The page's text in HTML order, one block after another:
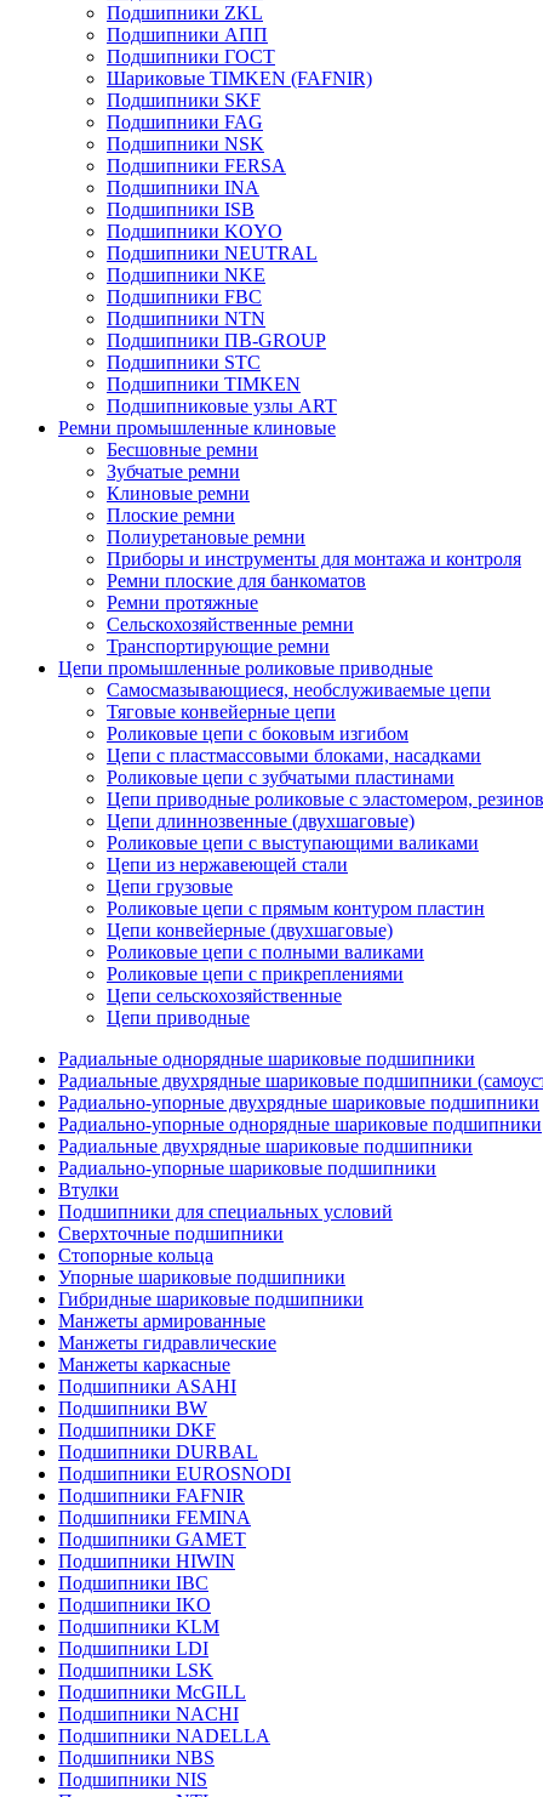
Подшипники ZKL
Подшипники АПП
Подшипники ГОСТ
Шариковые ТІMKEN (FAFNIR)
Подшипники SKF
Подшипники FAG
Подшипники NSK
Подшипники FERSA
Подшипники INA
Подшипники ISB
Подшипники KOYO
Подшипники NEUTRAL
Подшипники NKE
Подшипники FBC
Подшипники NTN
Подшипники ПВ-GROUP
Подшипники STC
Подшипники TIMKEN
Подшипниковые узлы ART
Ремни промышленные клиновые
Бесшовные ремни
Зубчатые ремни
Клиновые ремни
Плоские ремни
Полиуретановые ремни
Приборы и инструменты для монтажа и контроля
Ремни плоские для банкоматов
Ремни протяжные
Сельскохозяйственные ремни
Транспортирующие ремни
Цепи промышленные роликовые приводные
Самосмазывающиеся, необслуживаемые цепи
Тяговые конвейерные цепи
Роликовые цепи с боковым изгибом
Цепи с пластмассовыми блоками, насадками
Роликовые цепи с зубчатыми пластинами
Цепи приводные роликовые с эластомером,
Цепи длиннозвенные (двухшаговые)
Роликовые цепи с выступающими валиками
Цепи из нержавеющей стали
Цепи грузовые
Роликовые цепи с прямым контуром пластин
Цепи конвейерные (двухшаговые)
Роликовые цепи с полными валиками
Роликовые цепи с прикреплениями
Цепи сельскохозяйственные
Цепи приводные
Радиальные однорядные шариковые подшипники
Радиальные двухрядные шариковые подшипники
Радиально-упорные двухрядные шариковые подшипники
Радиально-упорные однорядные шариковые подшипники
Радиальные двухрядные шариковые подшипники
Радиально-упорные шариковые подшипники
Втулки
Подшипники для специальных условий
Сверхточные подшипники
Стопорные кольца
Упорные шариковые подшипники
Гибридные шариковые подшипники
Манжеты армированные
Манжеты гидравлические
Манжеты каркасные
Подшипники ASAHI
Подшипники BW
Подшипники DKF
Подшипники DURBAL
Подшипники EUROSNODI
Подшипники FAFNIR
Подшипники FEMINA
Подшипники GAMET
Подшипники HIWIN
Подшипники IBC
Подшипники IKO
Подшипники KLM
Подшипники LDI
Подшипники LSK
Подшипники McGILL
Подшипники NACHI
Подшипники NADELLA
Подшипники NBS
Подшипники NIS